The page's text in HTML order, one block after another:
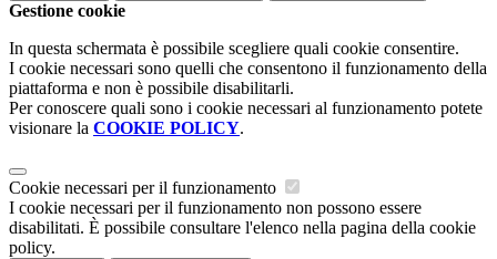
Gestione cookie
In questa schermata è possibile scegliere quali cookie consentire.
I cookie necessari sono quelli che consentono il funzionamento della
piattaforma e non è possibile disabilitarli.
Per conoscere quali sono i cookie necessari al funzionamento potete
visionare la COOKIE POLICY.
Cookie necessari per il funzionamento
I cookie necessari per il funzionamento non possono essere
disabilitati. È possibile consultare l'elenco nella pagina della cookie
policy.